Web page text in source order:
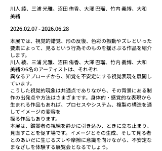
川人 綾、三浦 光雅、沼田 侑香、大澤 巴瑠、竹内 義博、大和
美緒
2026.02.07 - 2026.06.28
本展では、視覚的錯覚、形の反復、色彩の振動やズレといった
要素によって、見るという行為そのものを揺さぶる作品を紹介
します。
川人 綾、三浦 光雅、沼田 侑香、大澤 巴瑠、竹内 義博、大和
美緒の6名のアーティストは、それぞれ
異なるアプローチから、知覚を不安定にする視覚表現を展開し
ています。
こうした視覚的現象は共通点でありながら、その背景にある制
作の出発点や方法はさまざまです。身体的・感覚的な表現から
生まれる作品もあれば、プロセスやシステム、複製の構造を通
してイメージの変容を
探る作品もあります。
本展は、鑑賞者の視線を静かに引き込み、ときに立ち止まり、
見直すことを促す場です。イメージとその生成、そして見る者
とのあいだに生じるズレや摩擦に意識を向けながら、不安定な
まなざしを体験する展覧会となるでしょう。